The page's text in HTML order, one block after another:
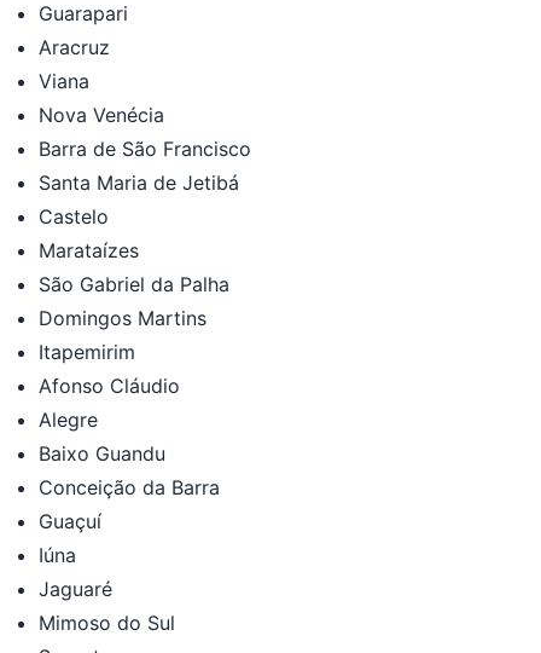
Guarapari
Aracruz
Viana
Nova Venécia
Barra de São Francisco
Santa Maria de Jetibá
Castelo
Marataízes
São Gabriel da Palha
Domingos Martins
Itapemirim
Afonso Cláudio
Alegre
Baixo Guandu
Conceição da Barra
Guaçuí
Iúna
Jaguaré
Mimoso do Sul